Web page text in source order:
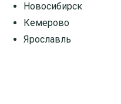
Новосибирск
Кемерово
Ярославль